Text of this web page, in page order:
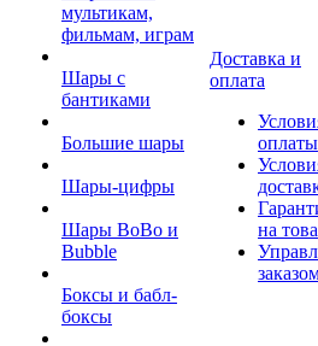
мультикам,
фильмам, играм
Шары с
бантиками
Большие шары
Шары-цифры
Шары BoBo и
Bubble
Боксы и бабл-
боксы
Доставка и
оплата
оплаты
на